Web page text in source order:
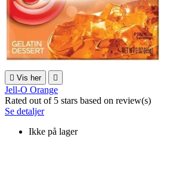
 Vis her 
Jell-O Orange
Rated out of 5 stars based on review(s)
Se detaljer
Ikke på lager